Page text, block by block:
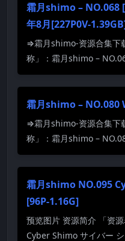
霜月shimo – NO.068
年8月[227P0V-
⇒霜月shimo-资源合集下
称」：霜月shimo –
霜月shimo – NO.080
⇒霜月shimo-资源合集下
称」：霜月shimo –
霜月shimo NO.095
[96P-1.16G]
预览图片 资源简介 「资
Cyber Shimo サイバー